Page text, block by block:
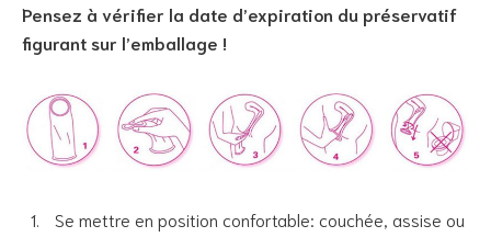
Pensez à vérifier la date d’expiration du préservatif
figurant sur l’emballage !
Se mettre en position confortable: couchée, assise ou